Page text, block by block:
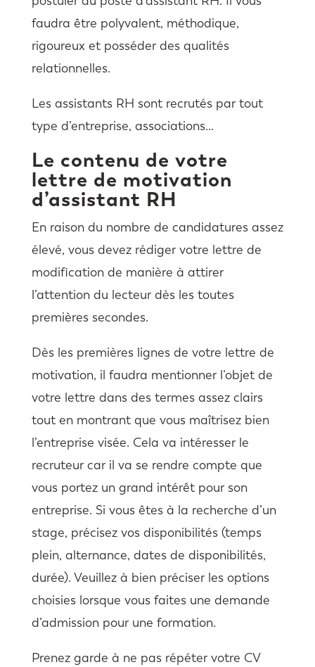
faudra être polyvalent, méthodique,
rigoureux et posséder des qualités
relationnelles.
Les assistants RH sont recrutés par tout
type d’entreprise, associations…
Le contenu de votre
lettre de motivation
d’assistant RH
En raison du nombre de candidatures assez
élevé, vous devez rédiger votre lettre de
modification de manière à attirer
l’attention du lecteur dès les toutes
premières secondes.
Dès les premières lignes de votre lettre de
motivation, il faudra mentionner l’objet de
votre lettre dans des termes assez clairs
tout en montrant que vous maîtrisez bien
l’entreprise visée. Cela va intéresser le
recruteur car il va se rendre compte que
vous portez un grand intérêt pour son
entreprise. Si vous êtes à la recherche d’un
stage, précisez vos disponibilités (temps
plein, alternance, dates de disponibilités,
durée). Veuillez à bien préciser les options
choisies lorsque vous faites une demande
d’admission pour une formation.
Prenez garde à ne pas répéter votre CV